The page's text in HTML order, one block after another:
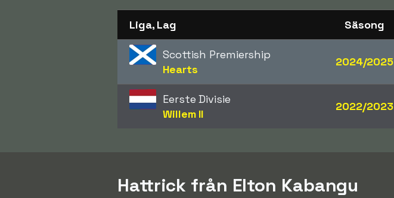
Liga, Lag Säsong
Scottish Premiership
Hearts
2024/2025
Eerste Divisie
Willem II
2022/2023
Hattrick från Elton Kabangu